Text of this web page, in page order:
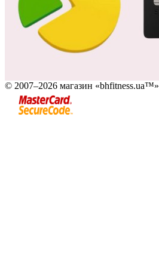
© 2007–2026 магазин «bhfitness.ua™»